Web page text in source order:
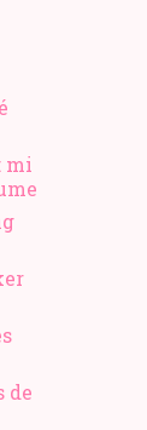
mi
de